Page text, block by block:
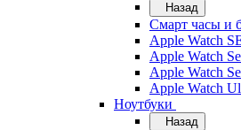
Назад
Смарт часы и
Apple Watch
Apple Watch
Apple Watch
Apple Watch
Ноутбуки
Назад